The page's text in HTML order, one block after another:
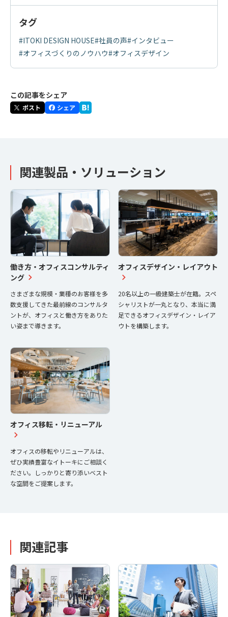
タグ
#ITOKI DESIGN HOUSE#社員の声#インタビュー
#オフィスづくりのノウハウ#オフィスデザイン
この記事をシェア
関連製品・ソリューション
働き方・オフィスコンサルティ
ング
さまざまな規模・業種のお客様を多
数支援してきた最前線のコンサルタ
ントが、オフィスと働き方をありた
い姿まで導きます。
オフィスデザイン・レイアウト
20名以上の一級建築士が在籍。スペ
シャリストが一丸となり、本当に満
足できるオフィスデザイン・レイア
ウトを構築します。
オフィス移転・リニューアル
オフィスの移転やリニューアルは、
ぜひ実績豊富なイトーキにご相談く
ださい。しっかりと寄り添いベスト
な空間をご提案します。
関連記事